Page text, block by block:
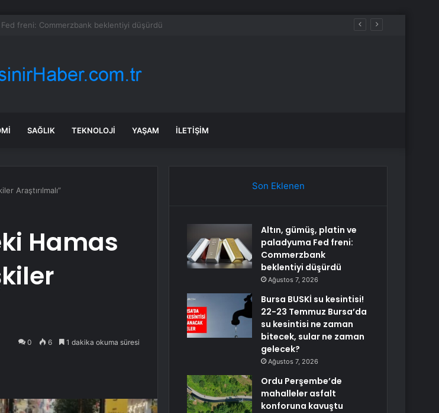
Bursa’da su kesintisi ne zaman bitecek, sular ne zaman gelecek?
SAĞLIK TEKNOLOJI YAŞAM İLETIŞIM
Araştırılmalı”
Hamas
0 6 1 dakika okuma süresi
Son Eklenen
Altın, gümüş, platin ve
paladyuma Fed freni:
Commerzbank
beklentiyi düşürdü
Ağustos 7, 2026
Bursa BUSKİ su kesintisi!
22-23 Temmuz Bursa’da
su kesintisi ne zaman
bitecek, sular ne zaman
gelecek?
Ağustos 7, 2026
Ordu Perşembe’de
mahalleler asfalt
konforuna kavuştu